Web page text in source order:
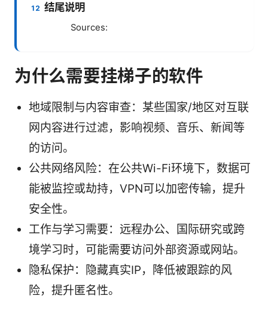
结尾说明
Sources:
为什么需要挂梯子的软件
地域限制与内容审查：某些国家/地区对互联
网内容进行过滤，影响视频、音乐、新闻等
的访问。
公共网络风险：在公共Wi-Fi环境下，数据可
能被监控或劫持，VPN可以加密传输，提升
安全性。
工作与学习需要：远程办公、国际研究或跨
境学习时，可能需要访问外部资源或网站。
隐私保护：隐藏真实IP，降低被跟踪的风
险，提升匿名性。